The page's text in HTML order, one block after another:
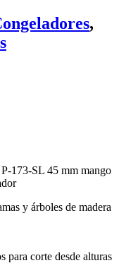
,
173-SL 45 mm mango
y árboles de madera
para corte desde alturas